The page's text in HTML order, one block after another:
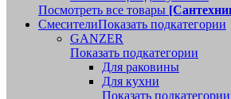
Посмотреть все товары
СмесителиПоказать подкатегории
GANZER
Показать подкатегории
Для раковины
Для кухни
Показать подкатегории